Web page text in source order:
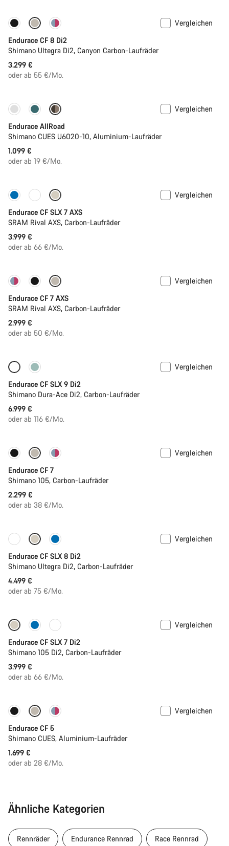
Vergleichen
Endurace CF 8 Di2
Shimano Ultegra Di2, Canyon Carbon-Laufräder
3.299 €
oder ab 55 €/Mo.
Einsteigermodell
Vergleichen
Endurace AllRoad
Shimano CUES U6020-10, Aluminium-Laufräder
1.099 €
oder ab 19 €/Mo.
Vergleichen
Endurace CF SLX 7 AXS
SRAM Rival AXS, Carbon-Laufräder
3.999 €
oder ab 66 €/Mo.
Vergleichen
Endurace CF 7 AXS
SRAM Rival AXS, Carbon-Laufräder
2.999 €
oder ab 50 €/Mo.
Nur verfügbar in 2XS | XS
Vergleichen
Endurace CF SLX 9 Di2
Shimano Dura-Ace Di2, Carbon-Laufräder
6.999 €
oder ab 116 €/Mo.
Bald verfügbar
Vergleichen
Endurace CF 7
Shimano 105, Carbon-Laufräder
2.299 €
oder ab 38 €/Mo.
Bald verfügbar
Vergleichen
Endurace CF SLX 8 Di2
Shimano Ultegra Di2, Carbon-Laufräder
4.499 €
oder ab 75 €/Mo.
Bald verfügbar
Vergleichen
Endurace CF SLX 7 Di2
Shimano 105 Di2, Carbon-Laufräder
3.999 €
oder ab 66 €/Mo.
Bald verfügbar
Vergleichen
Endurace CF 5
Shimano CUES, Aluminium-Laufräder
1.699 €
oder ab 28 €/Mo.
Ähnliche Kategorien
Rennräder Endurance Rennrad Race Rennrad